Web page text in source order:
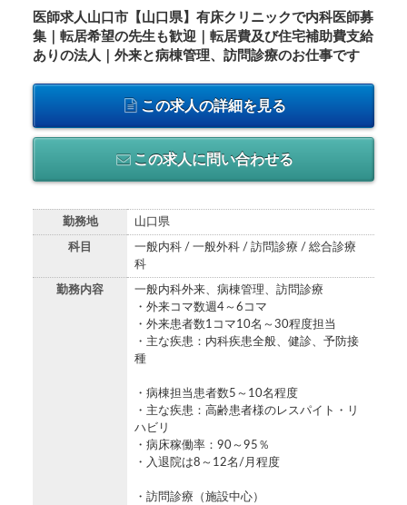
医師求人山口市【山口県】有床クリニックで内科医師募
集｜転居希望の先生も歓迎｜転居費及び住宅補助費支給
ありの法人｜外来と病棟管理、訪問診療のお仕事です
この求人の詳細を見る
この求人に問い合わせる
勤務地 山口県
科目
一般内科 / 一般外科 / 訪問診療 / 総合診療
科
勤務内容
一般内科外来、病棟管理、訪問診療
・外来コマ数週4～6コマ
・外来患者数1コマ10名～30程度担当
・主な疾患：内科疾患全般、健診、予防接
種
・病棟担当患者数5～10名程度
・主な疾患：高齢患者様のレスパイト・リ
ハビリ
・病床稼働率：90～95％
・入退院は8～12名/月程度
・訪問診療（施設中心）